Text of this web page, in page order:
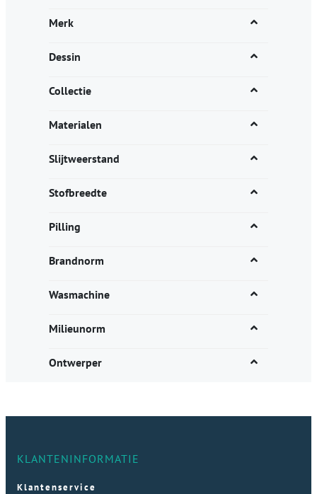
Merk
Dessin
Collectie
Materialen
Slijtweerstand
Stofbreedte
Pilling
Brandnorm
Wasmachine
Milieunorm
Ontwerper
KLANTENINFORMATIE
Klantenservice